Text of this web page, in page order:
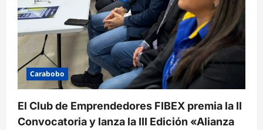
Carabobo
El Club de Emprendedores FIBEX premia la II
Convocatoria y lanza la III Edición «Alianza